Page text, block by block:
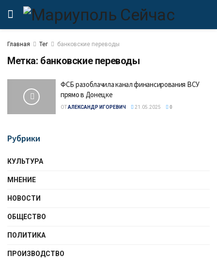
Главная Тег банковские переводы
Метка: банковские переводы
ФСБ разоблачила канал финансирования ВСУ
прямо в Донецке
ОТАЛЕКСАНДР ИГОРЕВИЧ 21.05.2025 0
Рубрики
КУЛЬТУРА
МНЕНИЕ
НОВОСТИ
ОБЩЕСТВО
ПОЛИТИКА
ПРОИЗВОДСТВО